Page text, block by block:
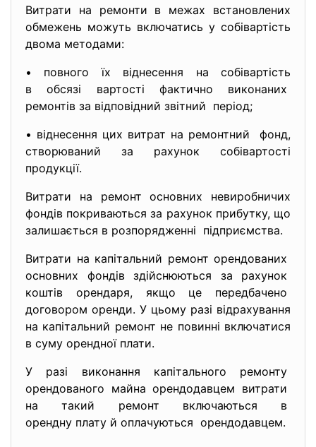
Витрати на ремонти в межах встановлених
обмежень можуть включатись у собівартість
двома методами:
• повного їх віднесення на собівартість
в обсязі вартості фактично виконаних
ремонтів за відповідний звітний період;
• віднесення цих витрат на ремонтний фонд,
створюваний за рахунок собівартості
продукції.
Витрати на ремонт основних невиробничих
фондів покриваються за рахунок прибутку, що
залишається в розпорядженні підприємства.
Витрати на капітальний ремонт орендованих
основних фондів здійснюються за рахунок
коштів орендаря, якщо це передбачено
договором оренди. У цьому разі відрахування
на капітальний ремонт не повинні включатися
в суму орендної плати.
У разі виконання капітального ремонту
орендованого майна орендодавцем витрати
на такий ремонт включаються в
орендну плату й оплачуються орендодавцем.